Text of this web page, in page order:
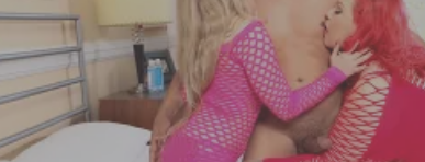
se sonroja dulcemente.